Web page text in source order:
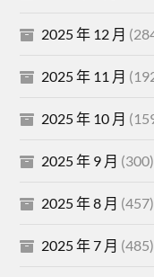
2025 年 12 月
2025 年 11 月
2025 年 10 月
2025 年 9 月 (300)
2025 年 8 月 (457)
2025 年 7 月 (485)